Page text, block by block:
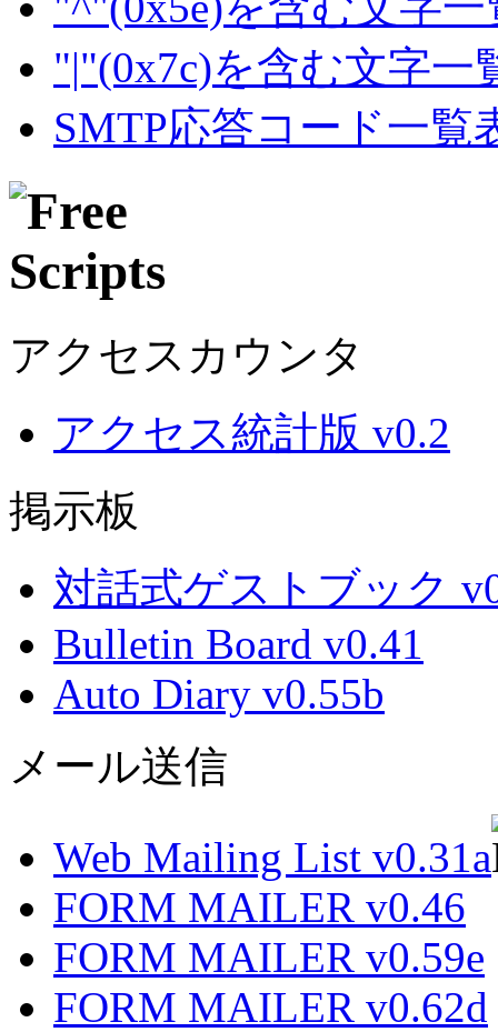
"|"(0x7c)を含む文字一
SMTP応答コード一覧
アクセスカウンタ
アクセス統計版 v0.2
掲示板
対話式ゲストブック
Bulletin Board v0.41
Auto Diary v0.55b
メール送信
Web Mailing List v0.31a
FORM MAILER v0.46
FORM MAILER v0.59e
FORM MAILER v0.62d